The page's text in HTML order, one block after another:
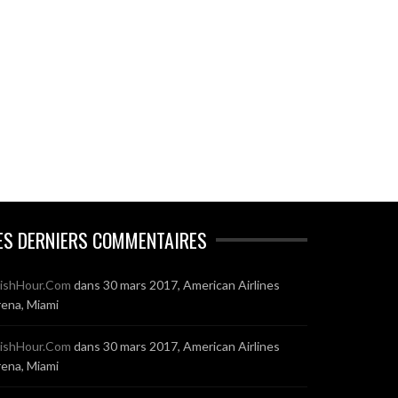
DERNIERS COMMENTAIRES
dans 30 mars 2017, American Airlines
Miami
dans 30 mars 2017, American Airlines
Miami